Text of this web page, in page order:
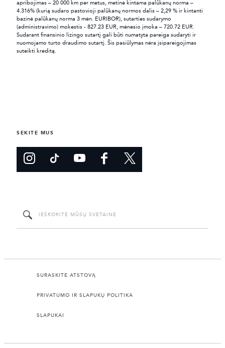
apribojimas – 20 000 km per metus, metinė kintama palūkanų norma –
4.316% (kurią sudaro pastovioji palūkanų normos dalis – 2,29 % ir kintanti
bazinė palūkanų norma 3 mėn. EURIBOR), sutarties sudarymo
(administravimo) mokestis - 827.23 EUR, mėnesio įmoka – 720.72 EUR.
Sudarant finansinio lizingo sutartį gali būti numatyta pareiga sudaryti ir
nuomojamo turto draudimo sutartį. Šis pasiūlymas nėra įsipareigojimas
suteikti kreditą.
SEKITE MUS
SURASKITE ATSTOVĄ
PRIVATUMO IR SLAPUKŲ POLITIKA
SLAPUKAI